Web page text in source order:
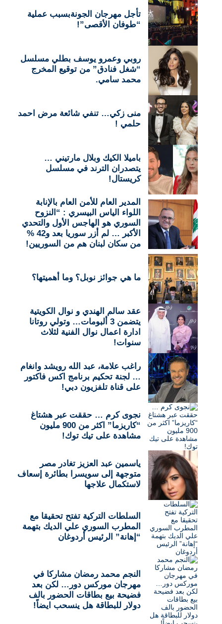
تأجل مهرجان الجونةبسبب عملية
“طوفان الأقصى”!
روبي وعمرو يوسف بطلي مسلسل
“شغل فنادق” من توقيع المخرج
محمد سامي.
منى زكي… تنفي شائعة مرض احمد
حلمي !
باميلا الكيك وبلال مارتيني …
يتصدران الترند في مسلسل
كريستال!
المدير العام للأمن العام بالإنابة
اللواء الياس البيسري : “النزوح
السوري هو الهاجس الأول والتحدي
الأكبر … لم أزر سوريا بعد و42 %
من سكان لبنان هم من السوريين!
ما هي جوائز نوبل؟ وما أهميتها؟
عقد سالم الهندي و نوال الكويتية
يتضمن 3 ألبومات… وتولي روتانا
ادارة اعمال نوال الفنية لثلاث
سنوات!
راغب علامة، عبد الله رويشد وانغام
… لجنة تحكيم برنامج اكس فاكتور
على قناة تلفزيون دبي!
نجوى كرم … حققت عبر هشتاغ
“كاريزما” اكثر من 900 مليون
مشاهدة على تيك توك!
ياسمين عبد العزيز تغادر مصر
متوجهة إلى سويسرا بطائرة إسعاف
لاستكمال علاجها
السلطات التركية تفتح تحقيقا مع
المطرب السوري علي الديك بتهمة
“إهانة” الرئيس أردوغان
النجم محمد رمضان مشاركا في
مهرجان موركس دور… لكن بعد
فضيحة بيع بطاقات الحضور بالف
دولار للبطاقة هل ينسحب ايضاً!